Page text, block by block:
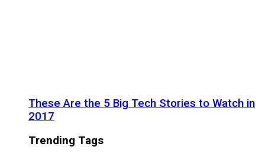
These Are the 5 Big Tech Stories to Watch in
2017
Trending Tags